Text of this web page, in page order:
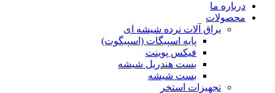
درباره ما
محصولات
یراق آلات نرده شیشه ای
پایه اسپیگات (اسپیگوت)
فیکس پوینت
بست هندریل شیشه
بست شیشه
تجهیزات استخر